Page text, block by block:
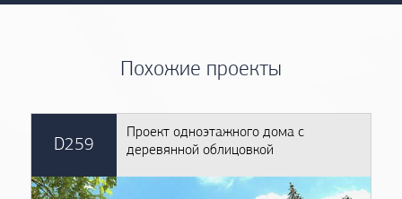
Похожие проекты
D259
Проект одноэтажного дома с
деревянной облицовкой